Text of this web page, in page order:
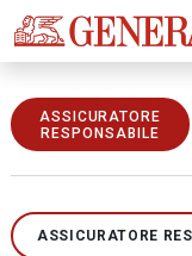
ASSICURATORE
RESPONSABILE
ASSICURATORE